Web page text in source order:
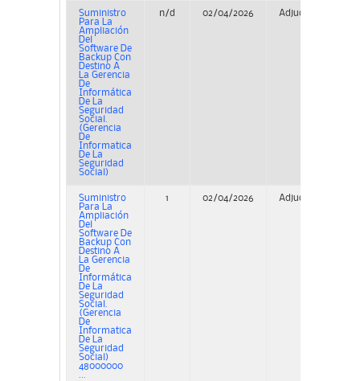
Suministro
Para La
Ampliación
Del
Software De
Backup Con
Destino A
La Gerencia
De
Informática
De La
Seguridad
Social.
(Gerencia
De
Informatica
De La
Seguridad
Social)
n/d 02/04/2026 Adjudicación
Suministro
Para La
Ampliación
Del
Software De
Backup Con
Destino A
La Gerencia
De
Informática
De La
Seguridad
Social.
(Gerencia
De
Informatica
De La
Seguridad
Social)
48000000
...
1 02/04/2026 Adjudicación